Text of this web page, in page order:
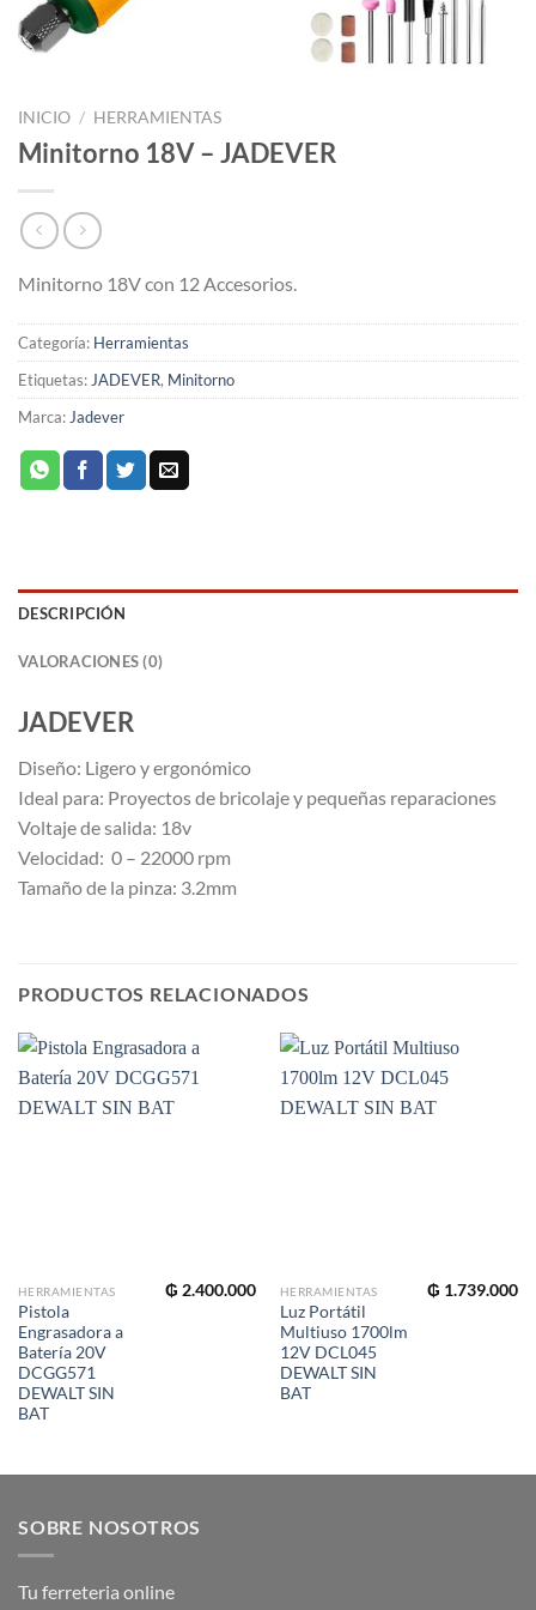
INICIO / HERRAMIENTAS
Minitorno 18V – JADEVER
Minitorno 18V con 12 Accesorios.
Categoría: Herramientas
Etiquetas:JADEVER, Minitorno
Marca:Jadever
DESCRIPCIÓN
VALORACIONES (0)
JADEVER
Diseño: Ligero y ergonómico
Ideal para: Proyectos de bricolaje y pequeñas reparaciones
Voltaje de salida: 18v
Velocidad: 0 – 22000 rpm
Tamaño de la pinza: 3.2mm
PRODUCTOS RELACIONADOS
HERRAMIENTAS
Pistola
Engrasadora a
Batería 20V
DCGG571
DEWALT SIN
BAT
₲ 2.400.000 HERRAMIENTAS
Luz Portátil
Multiuso 1700lm
12V DCL045
DEWALT SIN
BAT
₲ 1.739.000
SOBRE NOSOTROS
Tu ferreteria online